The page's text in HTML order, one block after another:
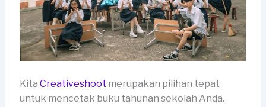
Kita Creativeshoot merupakan pilihan tepat
untuk mencetak buku tahunan sekolah Anda.